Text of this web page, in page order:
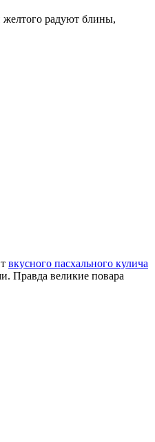
желтого радуют блины,
вкусного пасхального кулича
Правда великие повара